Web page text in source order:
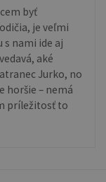
byť
je veľmi
s nami ide aj
aké
Jurko, no
horšie – nemá
príležitosť to